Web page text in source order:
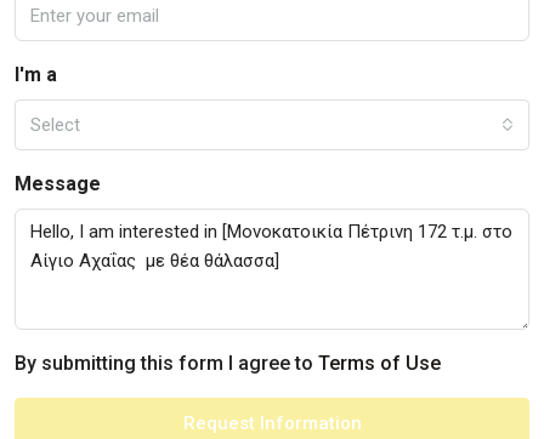
I'm a
Select
Message
By submitting this form I agree to Terms of Use
Request Information